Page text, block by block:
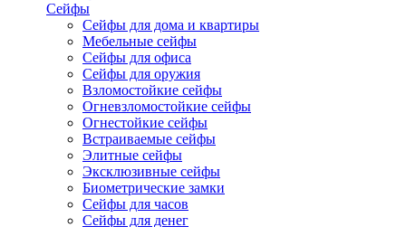
Сейфы
Сейфы для дома и квартиры
Мебельные сейфы
Сейфы для офиса
Сейфы для оружия
Взломостойкие сейфы
Огневзломостойкие сейфы
Огнестойкие сейфы
Встраиваемые сейфы
Элитные сейфы
Эксклюзивные сейфы
Биометрические замки
Сейфы для часов
Сейфы для денег